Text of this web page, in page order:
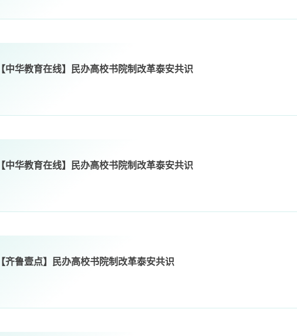
【中华教育在线】民办高校书院制改革泰安共识
【中华教育在线】民办高校书院制改革泰安共识
【齐鲁壹点】民办高校书院制改革泰安共识